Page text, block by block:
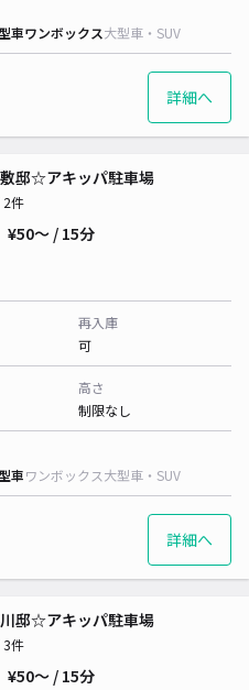
車ワンボックス大型車・SUV
詳細へ
邸☆アキッパ駐車場
2件
¥50〜 / 15分
再入庫
可
高さ
制限なし
車ワンボックス大型車・SUV
詳細へ
邸☆アキッパ駐車場
3件
¥50〜 / 15分